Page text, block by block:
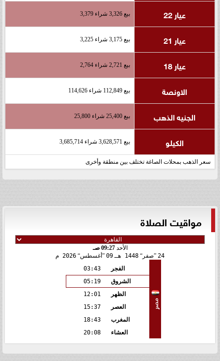
عيار 22 بيع 3,326 شراء 3,379
عيار 21 بيع 3,175 شراء 3,225
عيار 18 بيع 2,721 شراء 2,764
الاونصة بيع 112,849 شراء 114,626
الجنيه الذهب بيع 25,400 شراء 25,800
الكيلو بيع 3,628,571 شراء 3,685,714
سعر الذهب بمحلات الصاغة تختلف بين منطقة وأخرى
مواقيت الصلاة
الأحد09:27 صـ
24 صفر 1448 هـ 09 أغسطس 2026 م
مصر
الفجر
03:43
الشروق
05:19
الظهر
12:01
العصر
15:37
المغرب
18:43
العشاء
20:08